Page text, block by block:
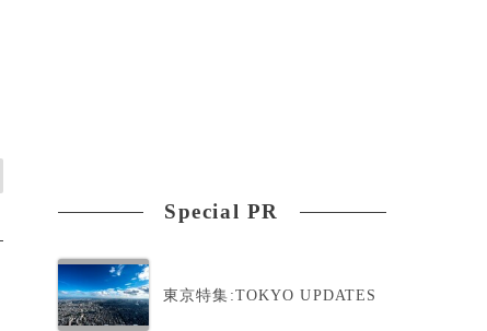
Special PR
東京特集:TOKYO UPDATES